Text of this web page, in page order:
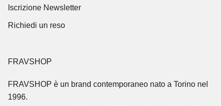
Iscrizione Newsletter
Richiedi un reso
FRAVSHOP
FRAVSHOP è un brand contemporaneo nato a Torino nel
1996.